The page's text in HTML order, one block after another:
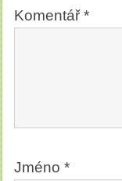
Komentář*
Jméno *